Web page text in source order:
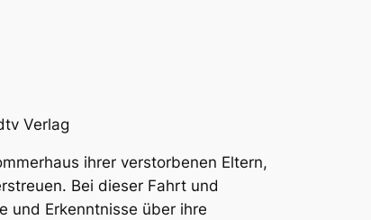
Verlag
ihrer verstorbenen Eltern,
Bei dieser Fahrt und
und Erkenntnisse über ihre